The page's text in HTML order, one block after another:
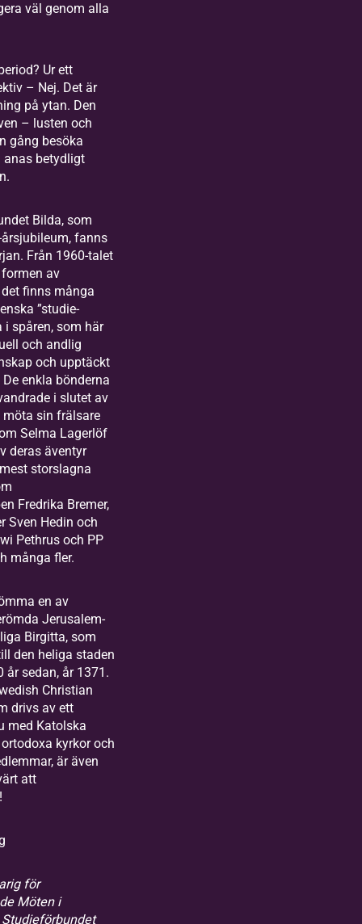
väl genom alla
Ur ett
– Nej. Det är
på ytan. Den
– lusten och
gång besöka
betydligt
Bilda, som
fanns
Från 1960-talet
av
finns många
”studie-
i spåren, som här
och andlig
och upptäckt
enkla bönderna
i slutet av
sin frälsare
Selma Lagerlöf
deras äventyr
storslagna
Fredrika Bremer,
Sven Hedin och
Pethrus och PP
många fler.
en av
Jerusalem-
Birgitta, som
den heliga staden
år sedan, år 1371.
Christian
drivs av ett
med Katolska
kyrkor och
är även
att
för
Möten i